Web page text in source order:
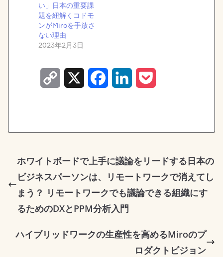
い」日本の重要課
題を紐解くコドモ
ンがMiroを手放さ
ない理由
2023年2月3日
L
i
n
b
o
o
e
d
I
e
t
ホワイトボードで上手に議論をリードする日本の
ビジネスパーソンは、リモートワークで消えてし
まう？ リモートワークでも議論できる組織にす
るためのDXとPPM分析入門
ハイブリッドワークの生産性を高めるMiroのプ
ロダクトビジョン